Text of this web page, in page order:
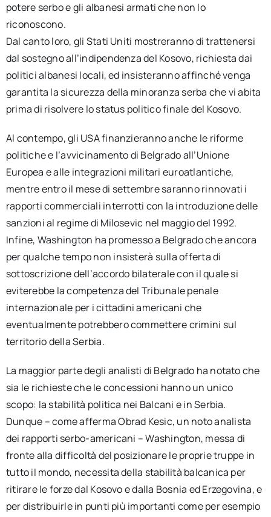
potere serbo e gli albanesi armati che non lo
riconoscono.
Dal canto loro, gli Stati Uniti mostreranno di trattenersi
dal sostegno all’indipendenza del Kosovo, richiesta dai
politici albanesi locali, ed insisteranno affinché venga
garantita la sicurezza della minoranza serba che vi abita
prima di risolvere lo status politico finale del Kosovo.
Al contempo, gli USA finanzieranno anche le riforme
politiche e l’avvicinamento di Belgrado all’Unione
Europea e alle integrazioni militari euroatlantiche,
mentre entro il mese di settembre saranno rinnovati i
rapporti commerciali interrotti con la introduzione delle
sanzioni al regime di Milosevic nel maggio del 1992.
Infine, Washington ha promesso a Belgrado che ancora
per qualche tempo non insisterà sulla offerta di
sottoscrizione dell’accordo bilaterale con il quale si
eviterebbe la competenza del Tribunale penale
internazionale per i cittadini americani che
eventualmente potrebbero commettere crimini sul
territorio della Serbia.
La maggior parte degli analisti di Belgrado ha notato che
sia le richieste che le concessioni hanno un unico
scopo: la stabilità politica nei Balcani e in Serbia.
Dunque – come afferma Obrad Kesic, un noto analista
dei rapporti serbo-americani – Washington, messa di
fronte alla difficoltà del posizionare le proprie truppe in
tutto il mondo, necessita della stabilità balcanica per
ritirare le forze dal Kosovo e dalla Bosnia ed Erzegovina, e
per distribuirle in punti più importanti come per esempio